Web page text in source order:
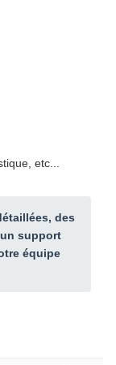
etc...
des
support
équipe